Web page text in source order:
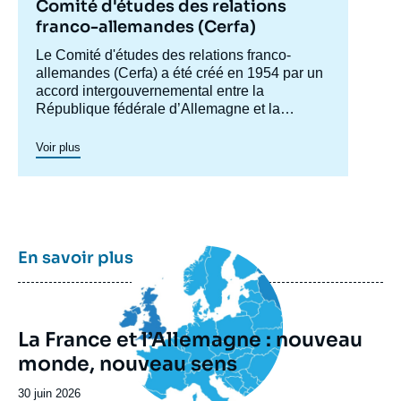
Comité d'études des relations
franco-allemandes (Cerfa)
Accroche
centre
Le Comité d'études des relations franco-
allemandes (Cerfa) a été créé en 1954 par un
accord intergouvernemental entre la
République fédérale d’Allemagne et la
l'Allemagne en France et analyser les
relations franco-allemandes y compris dans
leurs dimensions européennes et
représentants de la société civile des deux
pays, le Cerfa développe le débat franco-
allemand et suscite les propositions
politiques. Il publie régulièrement des études
à travers deux collections : les «
Notes du
Cerfa» et les «Visions franco-allemandes».
Le Cerfa entretient des relations étroites avec
le réseau des fondations et desthink tanks
Voir plus
En savoir plusImage
principale
La France et l’Allemagne : nouveau
monde, nouveau sens
Date
30 juin 2026